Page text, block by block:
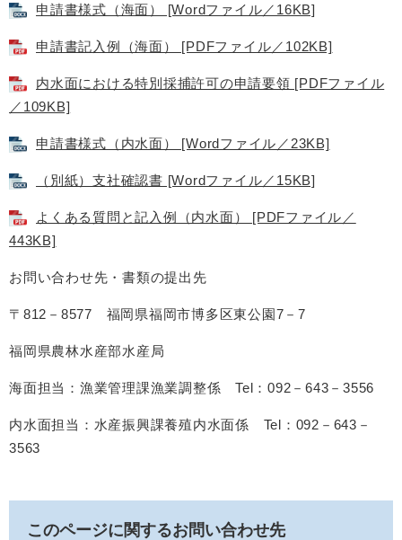
申請書様式（海面） [Wordファイル／16KB]
申請書記入例（海面） [PDFファイル／102KB]
内水面における特別採捕許可の申請要領 [PDFファイル
／109KB]
申請書様式（内水面） [Wordファイル／23KB]
（別紙）支社確認書 [Wordファイル／15KB]
よくある質問と記入例（内水面） [PDFファイル／
443KB]
お問い合わせ先・書類の提出先
〒812－8577 福岡県福岡市博多区東公園7－7
福岡県農林水産部水産局
海面担当：漁業管理課漁業調整係 Tel：092－643－3556
内水面担当：水産振興課養殖内水面係 Tel：092－643－
3563
このページに関するお問い合わせ先